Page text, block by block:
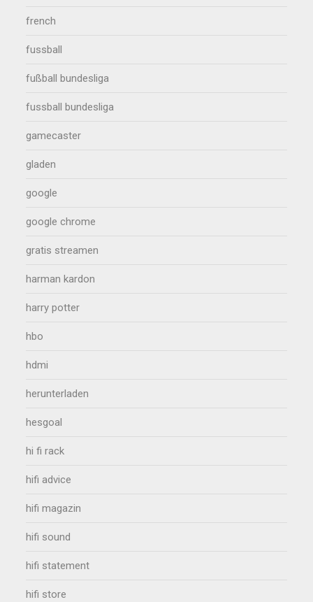
french
fussball
fußball bundesliga
fussball bundesliga
gamecaster
gladen
google
google chrome
gratis streamen
harman kardon
harry potter
hbo
hdmi
herunterladen
hesgoal
hi fi rack
hifi advice
hifi magazin
hifi sound
hifi statement
hifi store